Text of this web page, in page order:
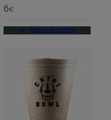
6€
Añadir al carrito